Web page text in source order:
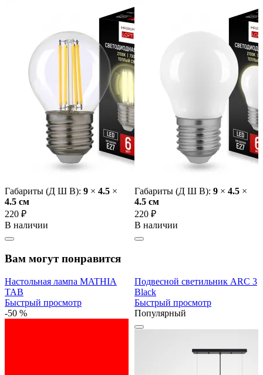
Габариты (Д Ш В): 9 × 4.5 ×
4.5 cм
220 ₽
В наличии
Габариты (Д Ш В): 9 × 4.5 ×
4.5 cм
220 ₽
В наличии
Вам могут понравится
Настольная лампа MATHIA
TAB
Быстрый просмотр
-50 %
Подвесной светильник ARC 3
Black
Быстрый просмотр
Популярный